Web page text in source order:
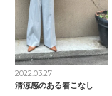
2022.03.27
清涼感のある着こなし